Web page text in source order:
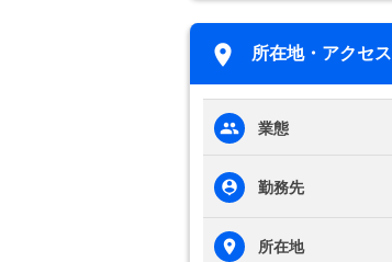
所在地・アクセス
業態
勤務先
所在地